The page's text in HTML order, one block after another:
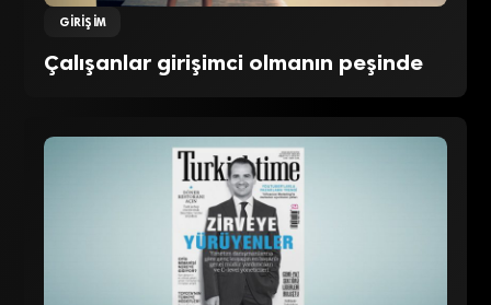
GIRIŞIM
Çalışanlar girişimci olmanın peşinde